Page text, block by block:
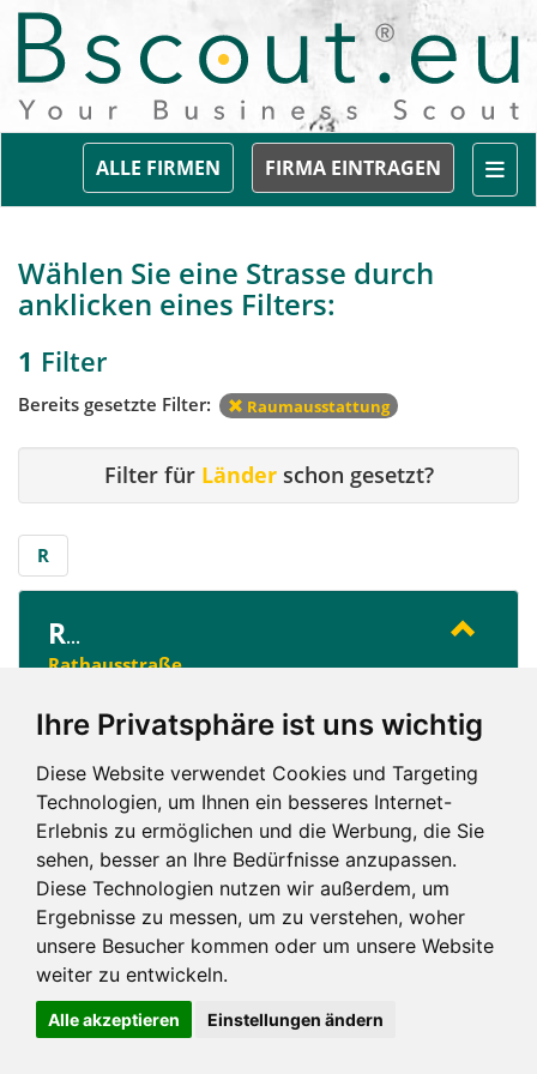
Ihre Privatsphäre ist uns wichtig
Diese Website verwendet Cookies und Targeting
Technologien, um Ihnen ein besseres Internet-
Erlebnis zu ermöglichen und die Werbung, die Sie
sehen, besser an Ihre Bedürfnisse anzupassen.
Diese Technologien nutzen wir außerdem, um
Ergebnisse zu messen, um zu verstehen, woher
unsere Besucher kommen oder um unsere Website
weiter zu entwickeln.
Alle akzeptieren Einstellungen ändern
FIRMA EINTRAGEN
ALLE FIRMEN
Wählen Sie eine Strasse durch
anklicken eines Filters:
1 Filter
Bereits gesetzte Filter: Raumausstattung
Filter für Länderschon gesetzt?
R
R...
Rathausstraße
Impressum und mehr